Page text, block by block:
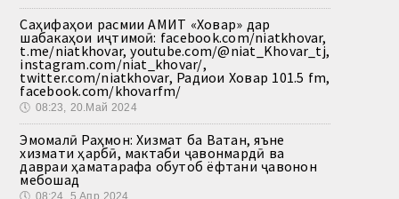
Саҳифаҳои расмии АМИТ «Ховар» дар
шабакаҳои иҷтимоӣ: facebook.com/niatkhovar,
t.me/niatkhovar, youtube.com/@niat_Khovar_tj,
instagram.com/niat_khovar/,
twitter.com/niatkhovar, Радиои Ховар 101.5 fm,
facebook.com/khovarfm/
🕔 08:23, 20.Май 2024
Эмомалӣ Раҳмон: Хизмат ба Ватан, яъне
хизмати ҳарбӣ, мактаби ҷавонмардӣ ва
давраи ҳаматарафа обутоб ёфтани ҷавонон
мебошад